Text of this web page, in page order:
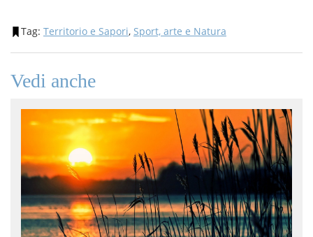
Tag: Territorio e Sapori, Sport, arte e Natura
Vedi anche